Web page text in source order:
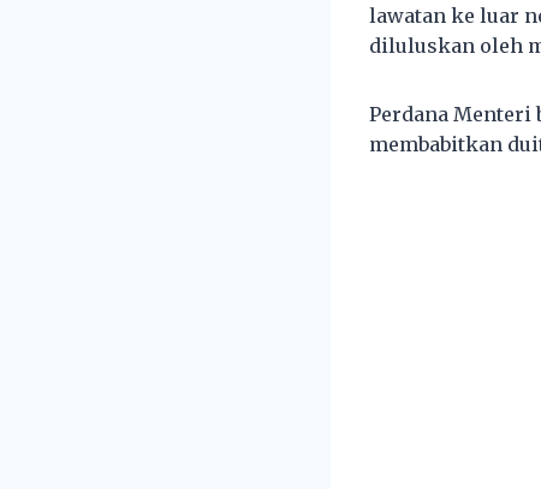
lawatan ke luar
diluluskan oleh
Perdana Menteri
membabitkan